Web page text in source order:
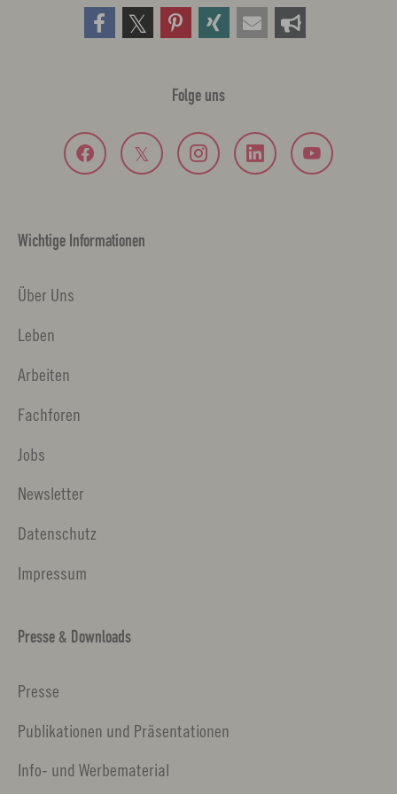
Folge uns
Wichtige Informationen
Über Uns
Leben
Arbeiten
Fachforen
Jobs
Newsletter
Datenschutz
Impressum
Presse & Downloads
Presse
Publikationen und Präsentationen
Info- und Werbematerial